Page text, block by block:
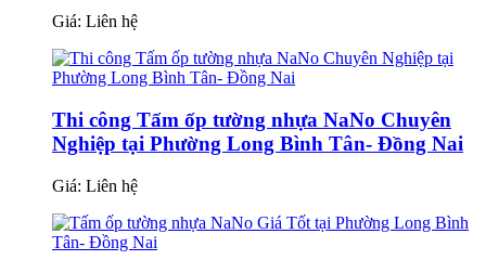
Giá: Liên hệ
Thi công Tấm ốp tường nhựa NaNo Chuyên
Nghiệp tại Phường Long Bình Tân- Đồng Nai
Giá: Liên hệ